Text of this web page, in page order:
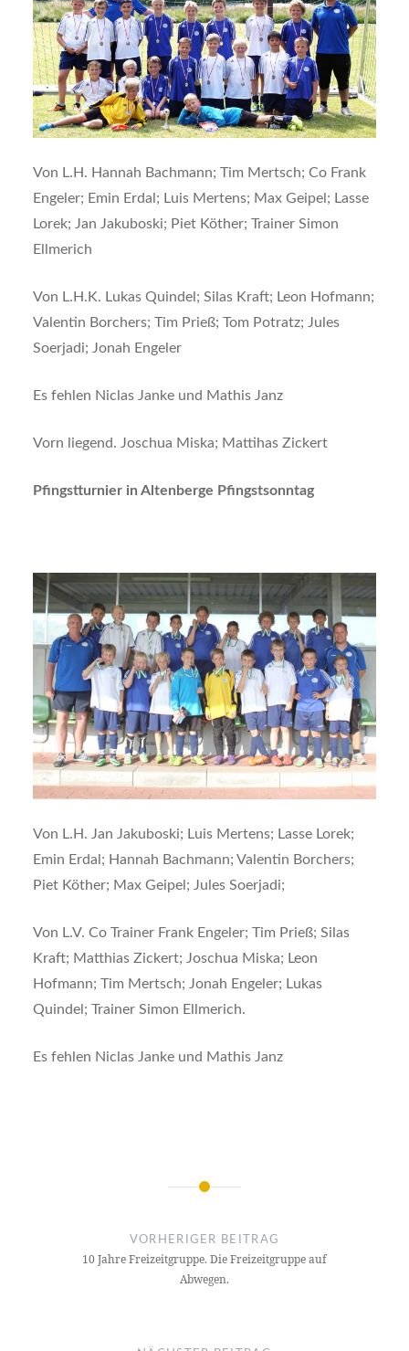
Von L.H. Hannah Bachmann; Tim Mertsch; Co Frank
Engeler; Emin Erdal; Luis Mertens; Max Geipel; Lasse
Lorek; Jan Jakuboski; Piet Köther; Trainer Simon
Ellmerich
Von L.H.K. Lukas Quindel; Silas Kraft; Leon Hofmann;
Valentin Borchers; Tim Prieß; Tom Potratz; Jules
Soerjadi; Jonah Engeler
Es fehlen Niclas Janke und Mathis Janz
Vorn liegend. Joschua Miska; Mattihas Zickert
Pfingstturnier in Altenberge Pfingstsonntag
Von L.H. Jan Jakuboski; Luis Mertens; Lasse Lorek;
Emin Erdal; Hannah Bachmann; Valentin Borchers;
Piet Köther; Max Geipel; Jules Soerjadi;
Von L.V. Co Trainer Frank Engeler; Tim Prieß; Silas
Kraft; Matthias Zickert; Joschua Miska; Leon
Hofmann; Tim Mertsch; Jonah Engeler; Lukas
Quindel; Trainer Simon Ellmerich.
Es fehlen Niclas Janke und Mathis Janz
Beitragsnavigation
VORHERIGER BEITRAG
10 Jahre Freizeitgruppe. Die Freizeitgruppe auf
Abwegen.